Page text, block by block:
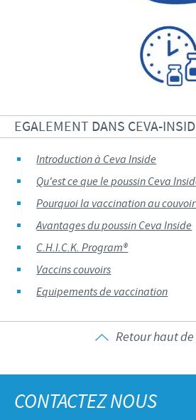
EGALEMENT DANS CEVA-
Introduction à Ceva Inside
Qu'est ce que le poussin Ceva
Pourquoi la vaccination au
Avantages du poussin Ceva Inside
C.H.I.C.K. Program®
Vaccins couvoirs
Equipements de vaccination
Retour haut
CONTACTEZ NOUS